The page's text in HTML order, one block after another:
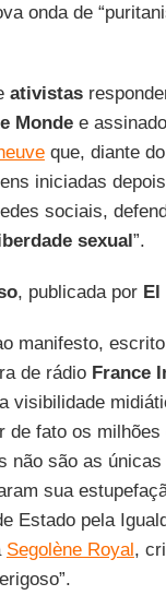
onda de
ativistas
Mondee
que, diante do
iniciadas
sociais,
sexual”.
, publicada por El
manifesto,
de rádio France
visibilidade
de fato os
não são as
sua
Estado pela
Segolène Royal,